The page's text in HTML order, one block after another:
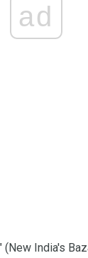
ad
(New India's